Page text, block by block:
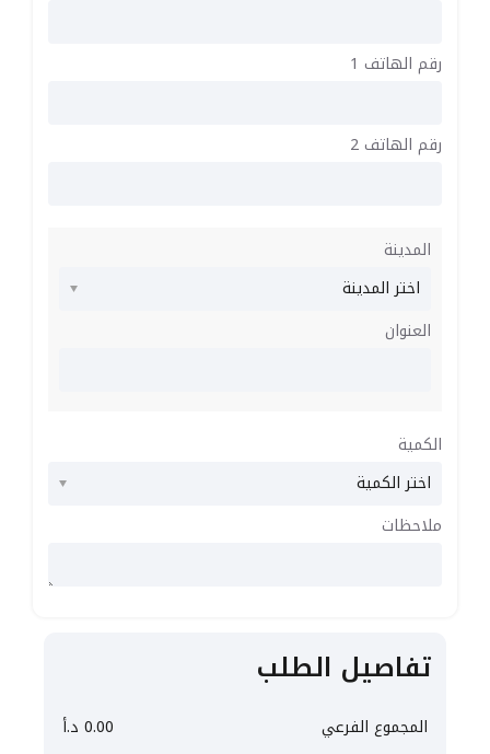
رقم الهاتف 1
رقم الهاتف 2
المدينة
العنوان
الكمية
ملاحظات
تفاصيل الطلب
المجموع الفرعي 0.00 د.أ